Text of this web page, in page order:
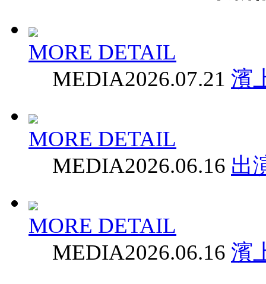
MORE DETAIL
MEDIA2026.07.21 濱
MORE DETAIL
MEDIA2026.06.16 出
MORE DETAIL
MEDIA2026.06.16 濱